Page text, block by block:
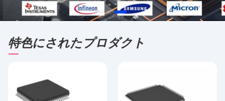
特色にされたプロダクト